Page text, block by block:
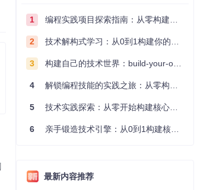
1 编程实践项目探索指南：从零构建技术能力体系
2 技术解构式学习：从0到1构建你的编程知识体系
3 构建自己的技术世界：build-your-own-x项目的实践探索指南
4 解锁编程技能的实践之旅：从零构建你的技术世界
5 技术实践探索：从零开始构建核心系统的实践指南
6 亲手锻造技术引擎：从0到1构建核心系统的实践指南
最新内容推荐